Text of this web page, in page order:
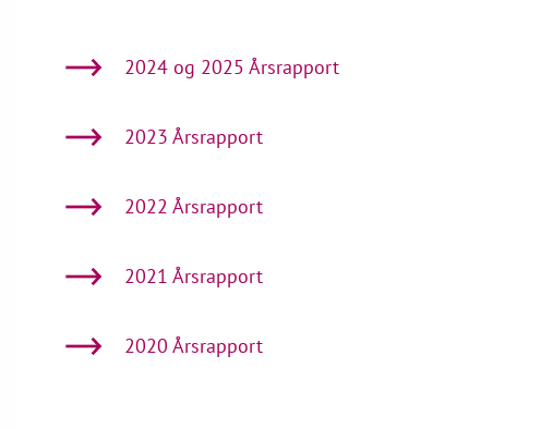
2024 og 2025 Årsrapport
2023 Årsrapport
2022 Årsrapport
2021 Årsrapport
2020 Årsrapport